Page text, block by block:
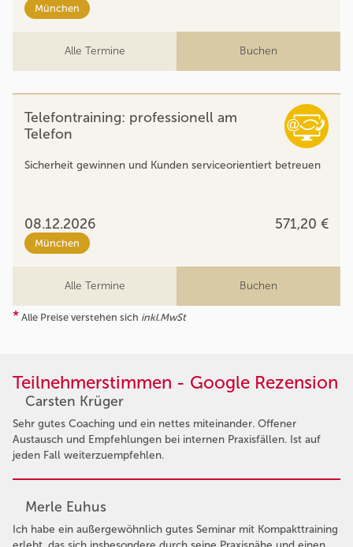
München
Alle Termine Buchen
Telefontraining: professionell am
Telefon
Sicherheit gewinnen und Kunden serviceorientiert betreuen
08.12.2026 571,20 €
München
Alle Termine Buchen
* Alle Preise verstehen sich inkl.MwSt
Teilnehmerstimmen - Google Rezension
Carsten Krüger
Sehr gutes Coaching und ein nettes miteinander. Offener
Austausch und Empfehlungen bei internen Praxisfällen. Ist auf
jeden Fall weiterzuempfehlen.
Merle Euhus
Ich habe ein außergewöhnlich gutes Seminar mit Kompakttraining